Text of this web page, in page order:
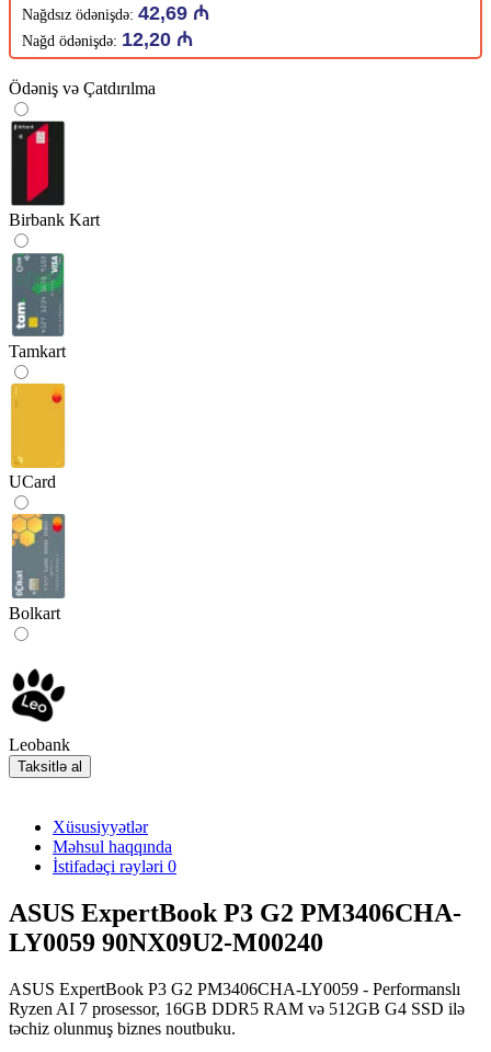
Nağdsız ödənişdə: 42,69 ₼
Nağd ödənişdə: 12,20 ₼
Ödəniş və Çatdırılma
Birbank Kart
Tamkart
UCard
Bolkart
Leobank
Taksitlə al
Xüsusiyyətlər
Məhsul haqqında
İstifadəçi rəyləri 0
ASUS ExpertBook P3 G2 PM3406CHA-
LY0059 90NX09U2-M00240
ASUS ExpertBook P3 G2 PM3406CHA-LY0059 - Performanslı
Ryzen AI 7 prosessor, 16GB DDR5 RAM və 512GB G4 SSD ilə
təchiz olunmuş biznes noutbuku.